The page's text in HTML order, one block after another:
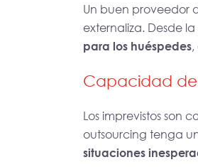
Un buen proveedor
externaliza. Desde
para los huéspedes,
Capacidad de
Los imprevistos son
outsourcing tenga
situaciones